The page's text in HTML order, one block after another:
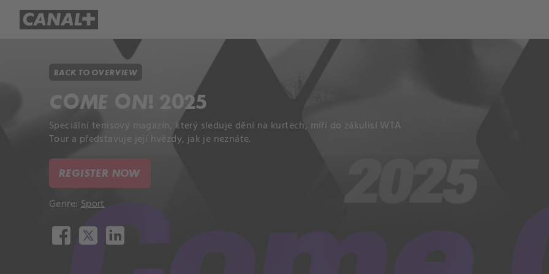
BACK TO OVERVIEW
COME ON! 2025
Speciální tenisový magazín, který sleduje dění na kurtech, míří do zákulisí WTA
Tour a představuje její hvězdy, jak je neznáte.
REGISTER NOW
Genre: Sport